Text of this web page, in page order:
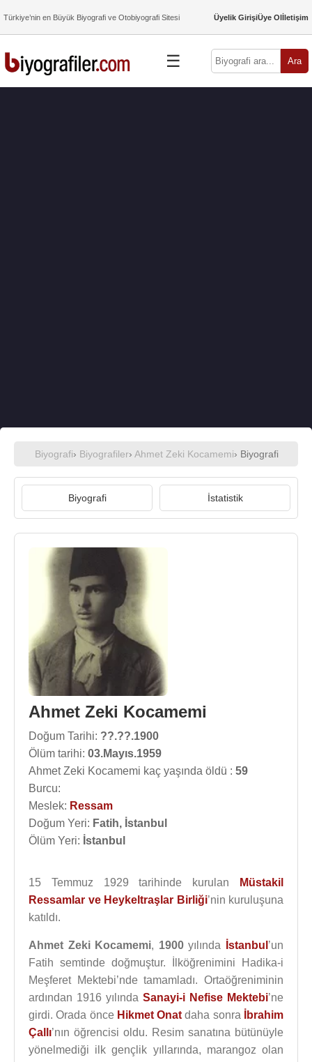
Türkiye’nin en Büyük Biyografi ve Otobiyografi Sitesi Üyelik GirişiÜye Olİletişim
☰ Ara
Biyografi› Biyografiler› Ahmet Zeki Kocamemi› Biyografi
Biyografi İstatistik
Ahmet Zeki Kocamemi
Doğum Tarihi: ??.??.1900
Ölüm tarihi: 03.Mayıs.1959
Ahmet Zeki Kocamemi kaç yaşında öldü : 59
Burcu:
Meslek: Ressam
Doğum Yeri: Fatih, İstanbul
Ölüm Yeri: İstanbul
15 Temmuz 1929 tarihinde kurulan
Müstakil
Ressamlar ve Heykeltraşlar Birliği’nin kuruluşuna
katıldı.
Ahmet Zeki Kocamemi, 1900yılında İstanbul ’un
Fatih semtinde doğmuştur. İlköğrenimini Hadika-i
Meşferet Mektebi’nde tamamladı. Ortaöğreniminin
ardından 1916 yılında Sanayi-i Nefise Mektebi’ne
girdi. Orada önce Hikmet Onat daha sonra
İbrahim
Çallı’nın öğrencisi oldu. Resim sanatına bütünüyle
yönelmediği ilk gençlik yıllarında, marangoz olan